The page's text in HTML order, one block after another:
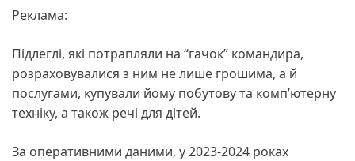
Реклама:
Підлеглі, які потрапляли на “гачок” командира,
розраховувалися з ним не лише грошима, а й
послугами, купували йому побутову та комп’ютерну
техніку, а також речі для дітей.
За оперативними даними, у 2023-2024 роках